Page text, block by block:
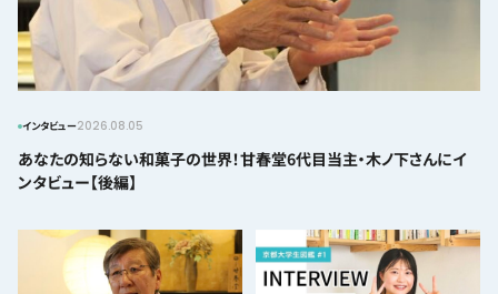
インタビュー2026.08.05
あなたの知らない和菓子の世界！甘春堂6代目当主・木ノ下さんにイ
ンタビュー【後編】